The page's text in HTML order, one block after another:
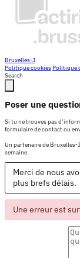
Bruxelles-J
Politique cookies Politique
Search
Poser une
Si tu ne trouves pas
formulaire de contact ou
Un partenaire de Bruxelles-
semaine.
Merci de nous
plus brefs délais.
Une erreur est